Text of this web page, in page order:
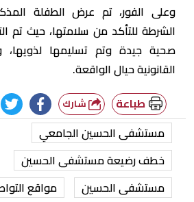
وعلى الفور، تم عرض الطفلة
الشرطة للتأكد من سلامتها، حيث تم
صحية جيدة وتم تسليمها لذويها،
القانونية حيال الواقعة.
طباعة
مستشفى الحسين الجامعي
خطف رضيعة مستشفى الحسين
مستشفى الحسين
مواقع